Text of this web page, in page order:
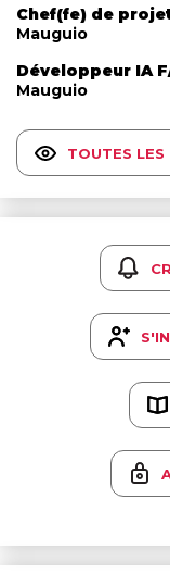
Chef(fe) de
Mauguio
Développeur IA
Mauguio
TOUTES LES